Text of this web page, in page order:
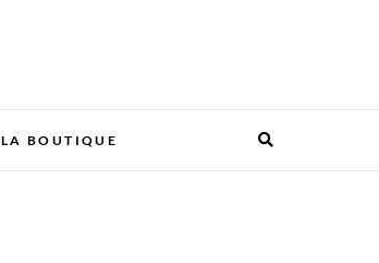
LA BOUTIQUE